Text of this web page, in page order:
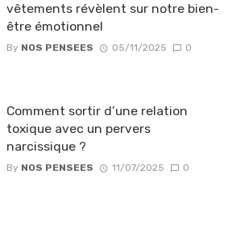
vêtements révèlent sur notre bien-
être émotionnel
By NOS PENSEES 05/11/2025 0
Comment sortir d’une relation
toxique avec un pervers
narcissique ?
By NOS PENSEES 11/07/2025 0